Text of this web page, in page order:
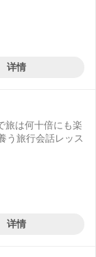
详情
旅は何十倍にも楽
う旅行会話レッス
详情